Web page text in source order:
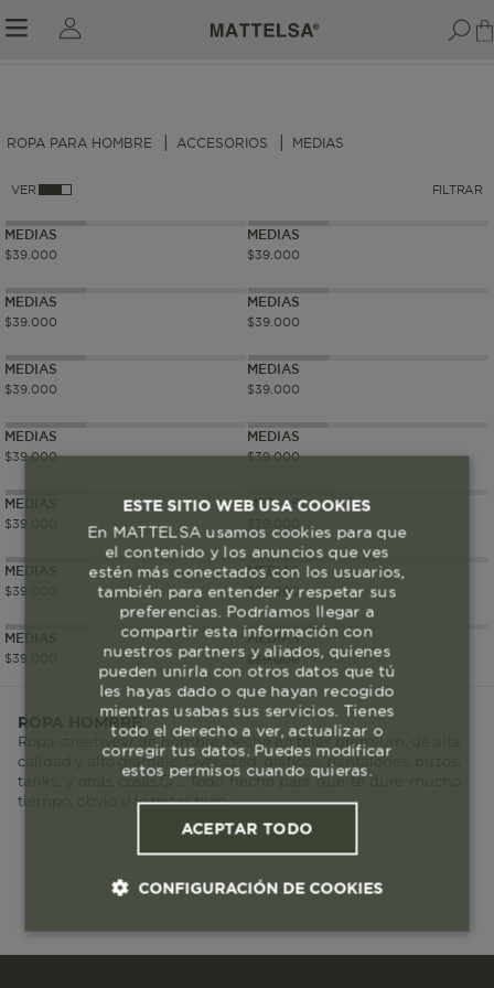
ROPA PARA HOMBRE ACCESORIOS MEDIAS
VER FILTRAR
MEDIAS
$39.000
MEDIAS
$39.000
MEDIAS
$39.000
MEDIAS
$39.000
MEDIAS
$39.000
MEDIAS
$39.000
MEDIAS
$39.000
MEDIAS
$39.000
MEDIAS
$39
MEDIAS
MEDIAS
$39
MEDIAS
$39.000
MEDIAS
$39
MEDIAS
$39.000 $19.500
ROPA HOMBRE
Ropa streetwear de hombre, hecha en telas premium, de alta
calidad y alto gramaje. Oversized, gráficos, pantalones, buzos,
tanks, y otras cosas😏… Todo hecho para que te dure mucho
tiempo, obvio si lo tratas bien.
ESTE SITIO WEB USA COOKIES
En MATTELSA usamos cookies para que
el contenido y los anuncios que ves
estén más conectados con los usuarios,
también para entender y respetar sus
preferencias. Podríamos llegar a
compartir esta información con
nuestros partners y aliados, quienes
pueden unirla con otros datos que tú
les hayas dado o que hayan recogido
mientras usabas sus servicios. Tienes
todo el derecho a ver, actualizar o
corregir tus datos. Puedes modificar
estos permisos cuando quieras.
ACEPTAR TODO
CONFIGURACIÓN DE COOKIES
Cookies esenciales y necesarias